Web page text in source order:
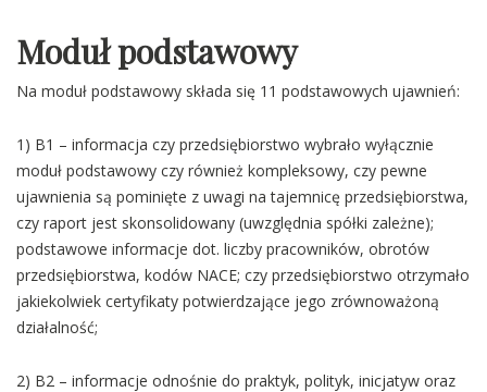
Moduł podstawowy
Na moduł podstawowy składa się 11 podstawowych ujawnień:
1) B1 – informacja czy przedsiębiorstwo wybrało wyłącznie
moduł podstawowy czy również kompleksowy, czy pewne
ujawnienia są pominięte z uwagi na tajemnicę przedsiębiorstwa,
czy raport jest skonsolidowany (uwzględnia spółki zależne);
podstawowe informacje dot. liczby pracowników, obrotów
przedsiębiorstwa, kodów NACE; czy przedsiębiorstwo otrzymało
jakiekolwiek certyfikaty potwierdzające jego zrównoważoną
działalność;
2) B2 – informacje odnośnie do praktyk, polityk, inicjatyw oraz